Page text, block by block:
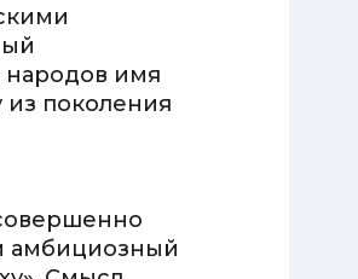
народов имя
из поколения
амбициозный